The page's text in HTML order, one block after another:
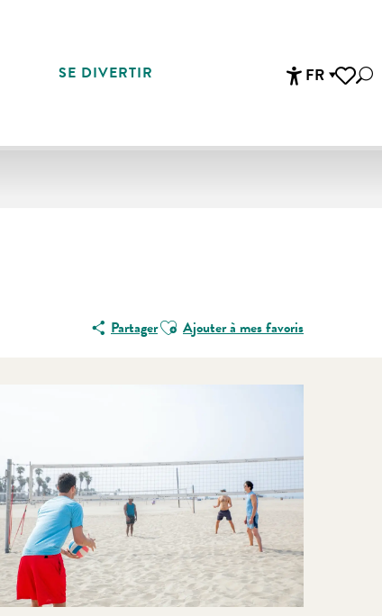
FR
SE DIVERTIR
PartagerAjouter aux favoris
Ajouter à mes favoris